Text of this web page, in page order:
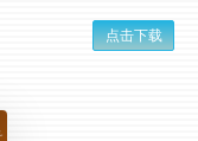
点击下载